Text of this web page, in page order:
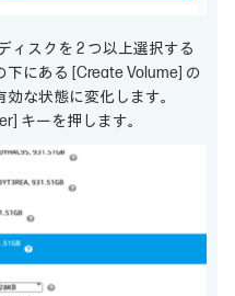
ィスクを 2 つ以上選択する
下にある [Create Volume] の
な状態に変化します。
キーを押します。